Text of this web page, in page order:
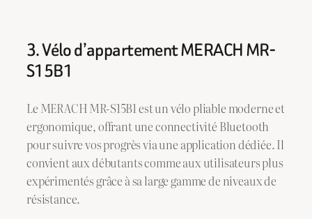
3. Vélo d’appartement MERACH MR-
S15B1
Le MERACH MR-S15B1 est un vélo pliable moderne et
ergonomique, offrant une connectivité Bluetooth
pour suivre vos progrès via une application dédiée. Il
convient aux débutants comme aux utilisateurs plus
expérimentés grâce à sa large gamme de niveaux de
résistance.